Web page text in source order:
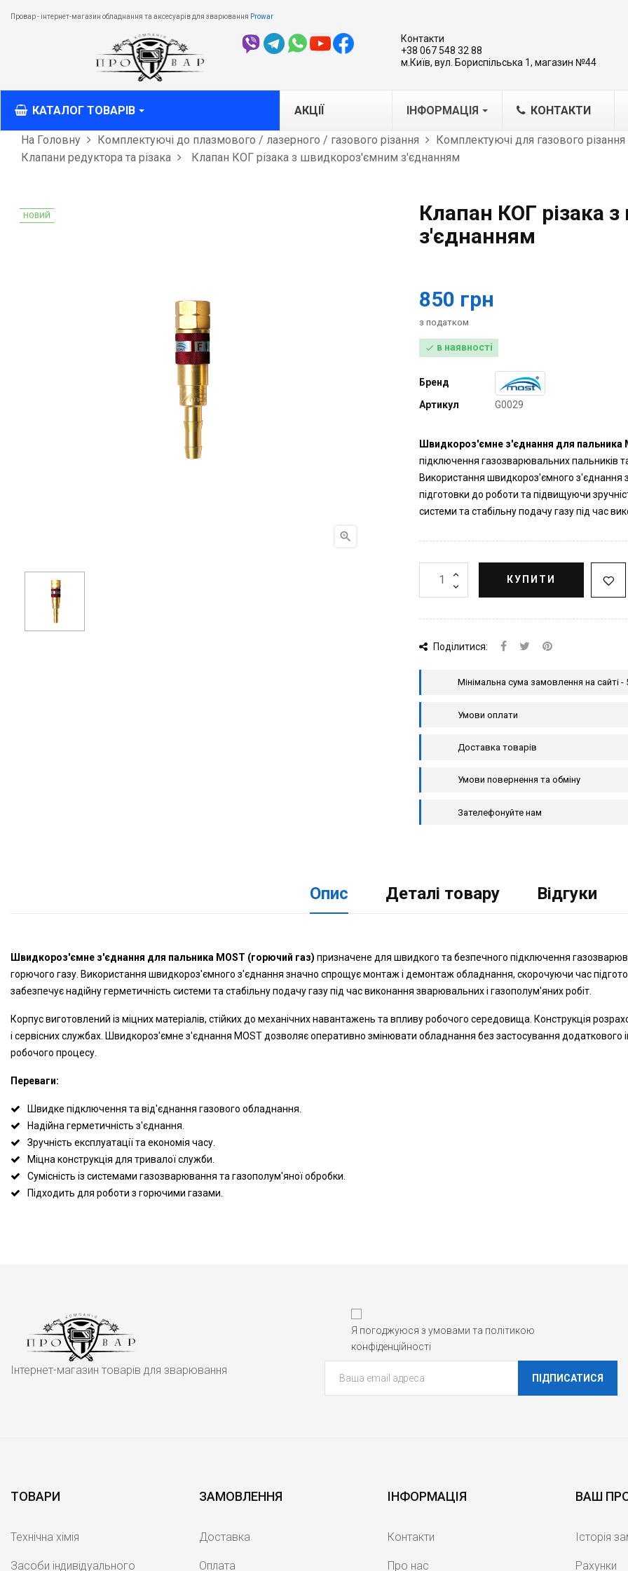
Провар - інтернет-магазин обладнання та аксесуарів для зварювання Prowar
Контакти
+38 067 548 32 88
м.Київ, вул. Бориспільська 1, магазин №44
КАТАЛОГ ТОВАРІВ
MMA
Зварювальні каретки-трактори
Обладнання для плазмового
Лазерна обробка металів
АКЦІЇ ІНФОРМАЦІЯ КОНТАКТИ
На Головну Комплектуючі до плазмового / лазерного / газового різання Комплектуючі для газового різання
Клапани редуктора та різака
Клапан КОГ різака з швидкороз'ємним з'єднанням
НОВИЙ

Клапан КОГ різака
з'єднанням
850 грн
з податком
 в наявності
Бренд
Артикул
G0029
Швидкороз'ємне з'єднання для пальника
підключення газозварювальних пальників
Використання швидкороз'ємного
підготовки до роботи та підвищуючи
системи та стабільну подачу газу під час
КУПИТИ
Поділитися:
Мінімальна сума замовлення на сайті -
Умови оплати
Доставка товарів
Умови повернення та обміну
Зателефонуйте нам
Опис Деталі товару Відгуки
Швидкороз'ємне з'єднання для пальника MOST (горючий газ) призначене для швидкого та безпечного підключення
горючого газу. Використання швидкороз'ємного з'єднання значно спрощує монтаж і демонтаж обладнання, скорочуючи час
забезпечує надійну герметичність системи та стабільну подачу газу під час виконання зварювальних і газополум'яних робіт.
Корпус виготовлений із міцних матеріалів, стійких до механічних навантажень та впливу робочого середовища. Конструкція
і сервісних службах. Швидкороз'ємне з'єднання MOST дозволяє оперативно змінювати обладнання без застосування додаткового
робочого процесу.
Переваги:
Швидке підключення та від'єднання газового обладнання.
Надійна герметичність з'єднання.
Зручність експлуатації та економія часу.
Міцна конструкція для тривалої служби.
Сумісність із системами газозварювання та газополум'яної обробки.
Підходить для роботи з горючими газами.
Інтернет-магазин товарів для зварювання
Я погоджуюся з умовами та політикою
конфіденційності
ПІДПИСАТИСЯ
ТОВАРИ
Технічна хімія
Засоби індивідуального
ЗАМОВЛЕННЯ
Доставка
Оплата
ІНФОРМАЦІЯ
Контакти
Про нас
ВАШ
Історія
Рахунки